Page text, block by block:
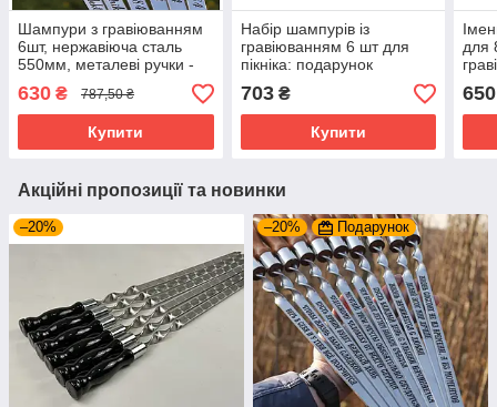
Шампури з гравіюванням
6шт, нержавіюча сталь
550мм, металеві ручки -
630 ₴ 787,50 ₴
Купити
Набір шампурів із
гравіюванням 6 шт для
пікніка: подарунок
туристу | Нержавіюча
сталь
703₴
Купити
для
650
Акційні пропозиції та новинки
–20% –20% Подарунок